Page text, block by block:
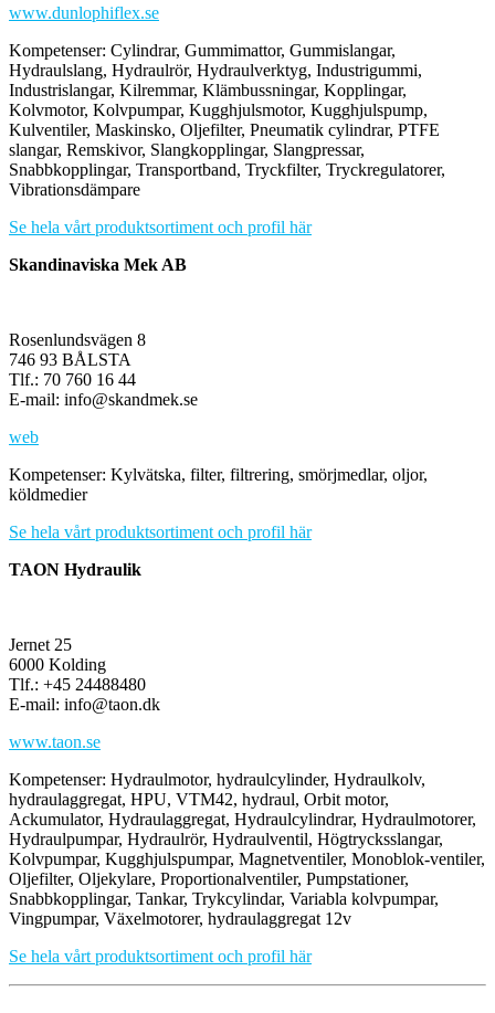
www.dunlophiflex.se
Kompetenser: Cylindrar, Gummimattor, Gummislangar,
Hydraulslang, Hydraulrör, Hydraulverktyg, Industrigummi,
Industrislangar, Kilremmar, Klämbussningar, Kopplingar,
Kolvmotor, Kolvpumpar, Kugghjulsmotor, Kugghjulspump,
Kulventiler, Maskinsko, Oljefilter, Pneumatik cylindrar, PTFE
slangar, Remskivor, Slangkopplingar, Slangpressar,
Snabbkopplingar, Transportband, Tryckfilter, Tryckregulatorer,
Vibrationsdämpare
Se hela vårt produktsortiment och profil här
Skandinaviska Mek AB
Rosenlundsvägen 8
746 93 BÅLSTA
Tlf.: 70 760 16 44
E-mail: info@skandmek.se
web
Kompetenser: Kylvätska, filter, filtrering, smörjmedlar, oljor,
köldmedier
Se hela vårt produktsortiment och profil här
TAON Hydraulik
Jernet 25
6000 Kolding
Tlf.: +45 24488480
E-mail: info@taon.dk
www.taon.se
Kompetenser: Hydraulmotor, hydraulcylinder, Hydraulkolv,
hydraulaggregat, HPU, VTM42, hydraul, Orbit motor,
Ackumulator, Hydraulaggregat, Hydraulcylindrar, Hydraulmotorer,
Hydraulpumpar, Hydraulrör, Hydraulventil, Högtrycksslangar,
Kolvpumpar, Kugghjulspumpar, Magnetventiler, Monoblok-ventiler,
Oljefilter, Oljekylare, Proportionalventiler, Pumpstationer,
Snabbkopplingar, Tankar, Trykcylindar, Variabla kolvpumpar,
Vingpumpar, Växelmotorer, hydraulaggregat 12v
Se hela vårt produktsortiment och profil här